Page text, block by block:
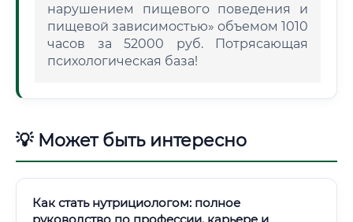
нарушением пищевого поведения и
пищевой зависимостью» объемом 1010
часов за 52000 руб. Потрясающая
психологическая база!
💡 Может быть интересно
Как стать нутрициологом: полное